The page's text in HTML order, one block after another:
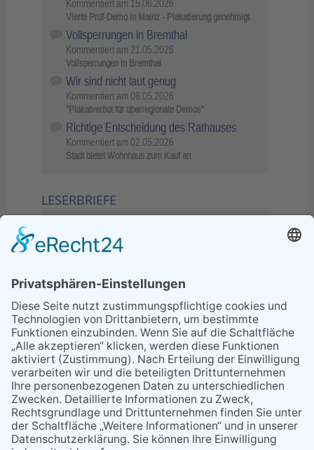
Kommentiert am 15.06.2026
Vierte Prüf-Demo in Mainz - Plakatierung genehmigt
Vollsperrungen in Bremthal
Kommentiert am 21.05.2026
Vollsperrungen in Bremthal
Wir sind nicht laut genug
Kommentiert am 08.05.2026
"Plakatverbot für überregionale Demos"
Richtige Entscheidung des Rathauses
Kommentiert am 02.05.2026
Stadt bietet Wohnhaus zum Kauf an
LESERBRIEFE
Sperrung B455: Kleiner
Grenzverkehr statt weite Wege
21.04.2026
Wenn Bahn-Computer nicht
miteinander kommunizieren
11.03.2026
"Plakatverbot für überregionale
Demos"
04.02.2026
Gelbe Tonne – Ein kleiner Blick
über den Tellerand
04.02.2026
Plastikersparnis durch Nutzung